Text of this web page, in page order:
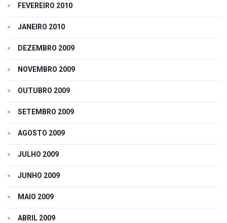
FEVEREIRO 2010
JANEIRO 2010
DEZEMBRO 2009
NOVEMBRO 2009
OUTUBRO 2009
SETEMBRO 2009
AGOSTO 2009
JULHO 2009
JUNHO 2009
MAIO 2009
ABRIL 2009